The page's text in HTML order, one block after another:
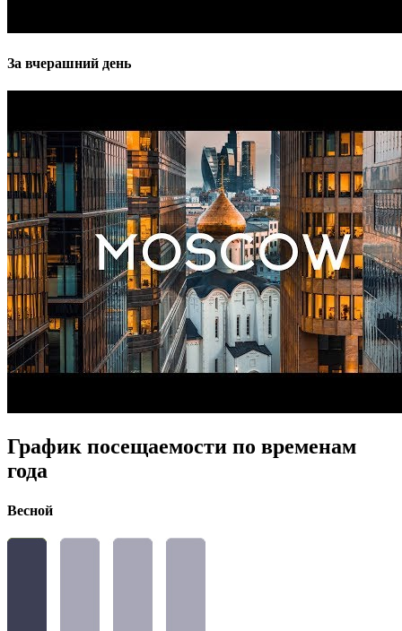
За вчерашний день
График посещаемости по временам
года
Весной